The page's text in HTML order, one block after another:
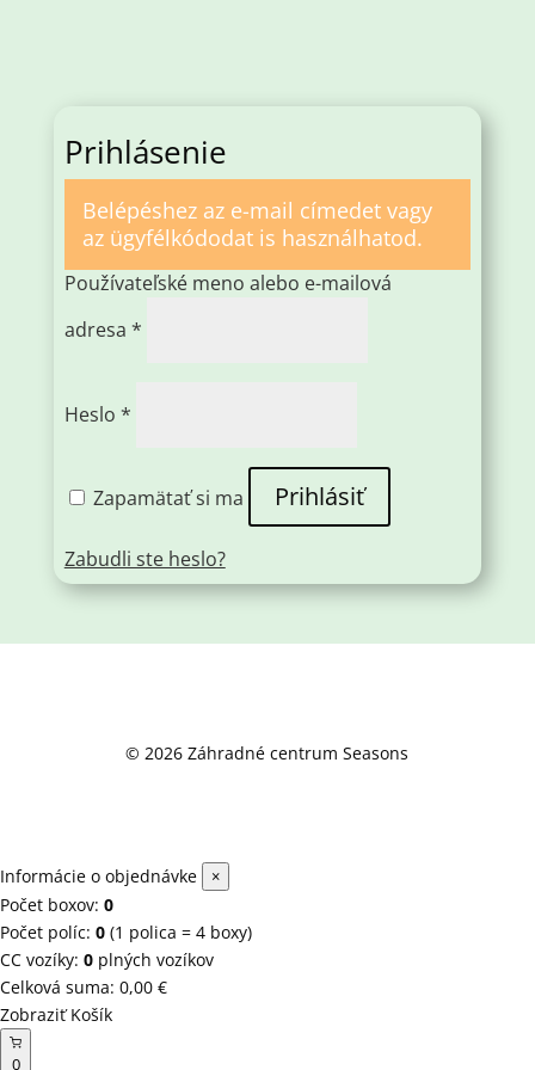
Prihlásenie
Belépéshez az e-mail címedet vagy
az ügyfélkódodat is használhatod.
Používateľské meno alebo e-mailová
adresa *
Heslo *
Zapamätať si ma Prihlásiť
Zabudli ste heslo?
© 2026 Záhradné centrum Seasons
Informácie o objednávke ×
Počet boxov: 0
Počet políc: 0 (1 polica = 4 boxy)
CC vozíky: 0 plných vozíkov
Celková suma: 0,00 €
Zobraziť Košík
0